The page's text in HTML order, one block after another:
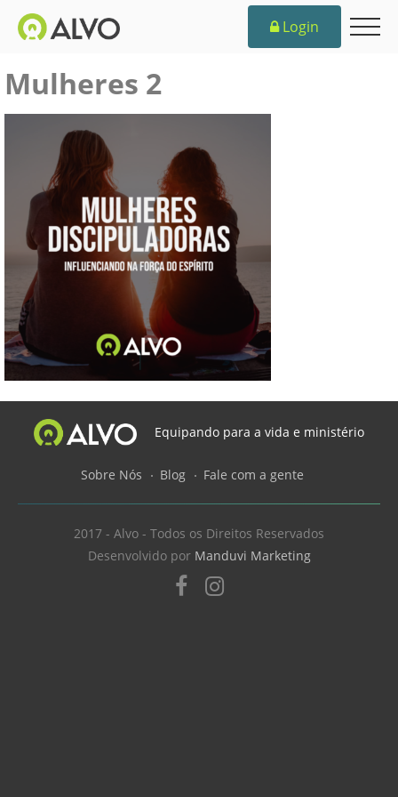
Login
Mulheres 2
Equipando para a vida e ministério
Sobre Nós Blog Fale com a gente
2017 - Alvo - Todos os Direitos Reservados
Desenvolvido por Manduvi Marketing